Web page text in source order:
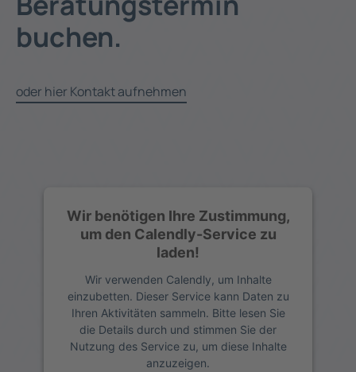
buchen.
oder hier Kontakt aufnehmen
Wir benötigen Ihre Zustimmung,
um den Calendly-Service zu
laden!
Wir verwenden Calendly, um Inhalte
einzubetten. Dieser Service kann Daten zu
Ihren Aktivitäten sammeln. Bitte lesen Sie
die Details durch und stimmen Sie der
Nutzung des Service zu, um diese Inhalte
anzuzeigen.